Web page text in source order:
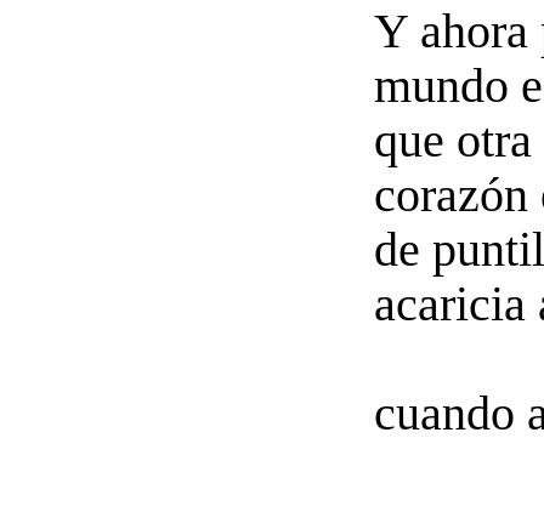
Y ahora
mundo
que
corazón
de
acaricia
cuando